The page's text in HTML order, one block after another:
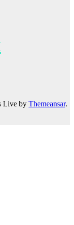
Live by Themeansar.